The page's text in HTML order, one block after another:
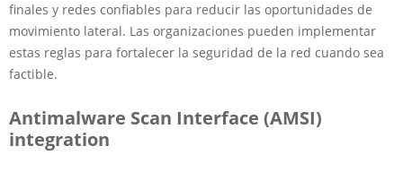
finales y redes confiables para reducir las oportunidades de
movimiento lateral. Las organizaciones pueden implementar
estas reglas para fortalecer la seguridad de la red cuando sea
factible.
Antimalware Scan Interface (AMSI)
integration